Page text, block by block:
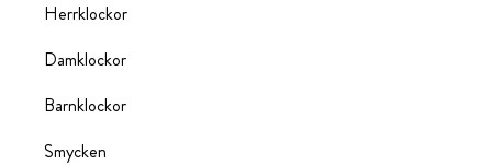
Herrklockor
Damklockor
Barnklockor
Smycken